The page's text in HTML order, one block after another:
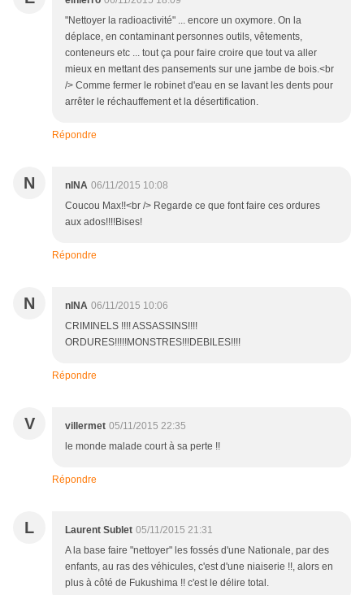
"Nettoyer la radioactivité" ... encore un oxymore. On la
déplace, en contaminant personnes outils, vêtements,
conteneurs etc ... tout ça pour faire croire que tout va aller
mieux en mettant des pansements sur une jambe de bois.<br
/> Comme fermer le robinet d'eau en se lavant les dents pour
arrêter le réchauffement et la désertification.
Répondre
N nINA 06/11/2015 10:08
Coucou Max!!<br /> Regarde ce que font faire ces ordures
aux ados!!!!Bises!
Répondre
N nINA 06/11/2015 10:06
CRIMINELS !!!! ASSASSINS!!!!
ORDURES!!!!!MONSTRES!!!DEBILES!!!!
Répondre
V villermet 05/11/2015 22:35
le monde malade court à sa perte !!
Répondre
L Laurent Sublet 05/11/2015 21:31
A la base faire "nettoyer" les fossés d'une Nationale, par des
enfants, au ras des véhicules, c'est d'une niaiserie !!, alors en
plus à côté de Fukushima !! c'est le délire total.